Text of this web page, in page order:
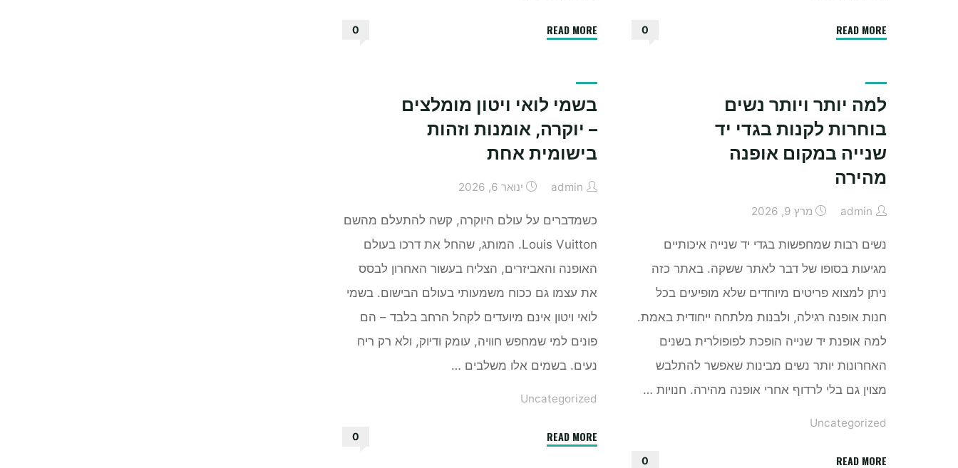
READ MORE"מתי
מוקסו"
0
READ MORE
פרחים
טרי
לאורך
0
למה יותר ויותר נשים
בוחרות לקנות בגדי יד
שנייה במקום אופנה
מהירה
admin מרץ 9, 2026
נשים רבות שמחפשות בגדי יד שנייה איכותיים
מגיעות בסופו של דבר לאתר ששקה. באתר כזה
ניתן למצוא פריטים מיוחדים שלא מופיעים בכל
חנות אופנה רגילה, ולבנות מלתחה ייחודית באמת.
למה אופנת יד שנייה הופכת לפופולרית בשנים
האחרונות יותר נשים מבינות שאפשר להתלבש
מצוין גם בלי לרדוף אחרי אופנה מהירה. חנויות …
Uncategorized
READ MORE"למה 0
בשמי לואי ויטון מומלצים
– יוקרה, אומנות וזהות
בישומית אחת
admin ינואר 6, 2026
כשמדברים על עולם היוקרה, קשה להתעלם מהשם
Louis Vuitton. המותג, שהחל את דרכו בעולם
האופנה והאביזרים, הצליח בעשור האחרון לבסס
את עצמו גם ככוח משמעותי בעולם הבישום. בשמי
לואי ויטון אינם מיועדים לקהל הרחב בלבד – הם
פונים למי שמחפש חוויה, עומק ודיוק, ולא רק ריח
נעים. בשמים אלו משלבים …
Uncategorized
READ MORE
0